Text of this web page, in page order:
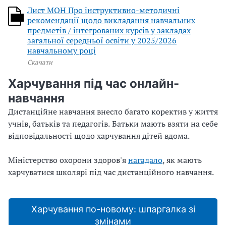
Лист МОН Про інструктивно-методичні
рекомендації щодо викладання навчальних
предметів / інтегрованих курсів у закладах
загальної середньої освіти у 2025/2026
навчальному році
Скачати
Харчування під час онлайн-
навчання
Дистанційне навчання внесло багато коректив у життя
учнів, батьків та педагогів. Батьки мають взяти на себе
відповідальності щодо харчування дітей вдома.
Міністерство охорони здоров'янагадало, як мають
харчуватися школярі під час дистанційного навчання.
Харчування по-новому: шпаргалка зі
змінами